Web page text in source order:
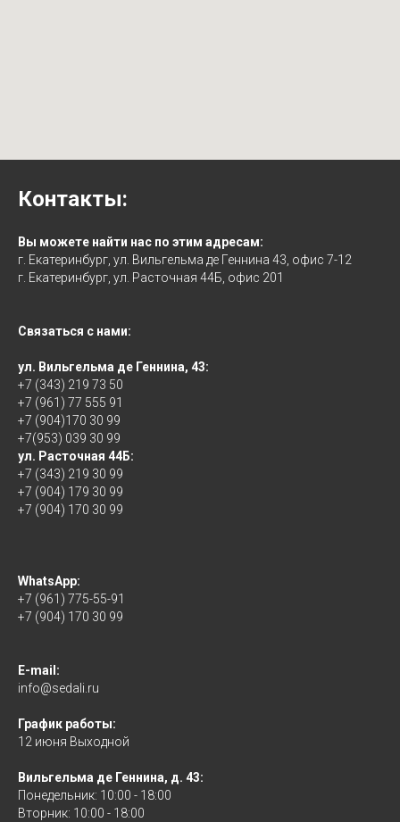
Контакты:
Вы можете найти нас по этим адресам:
г. Екатеринбург, ул. Вильгельма де Геннина 43, офис 7-12
г. Екатеринбург, ул. Расточная 44Б, офис 201
Связаться с нами:
ул. Вильгельма де Геннина, 43:
+7 (343) 219 73 50
+7 (961) 77 555 91
+7 (904)170 30 99
+7(953) 039 30 99
ул. Расточная 44Б:
+7 (343) 219 30 99
+7 (904) 179 30 99
+7 (904) 170 30 99
WhatsApp:
+7 (961) 775-55-91
+7 (904) 170 30 99
E-mail:
info@sedali.ru
График работы:
12 июня Выходной
Вильгельма де Геннина, д. 43:
Понедельник: 10:00 - 18:00
Вторник: 10:00 - 18:00